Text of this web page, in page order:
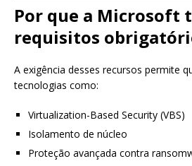
Por que a Microsoft
requisitos
A exigência desses recursos permite
tecnologias como:
Virtualization-Based Security (VBS)
Isolamento de núcleo
Proteção avançada contra